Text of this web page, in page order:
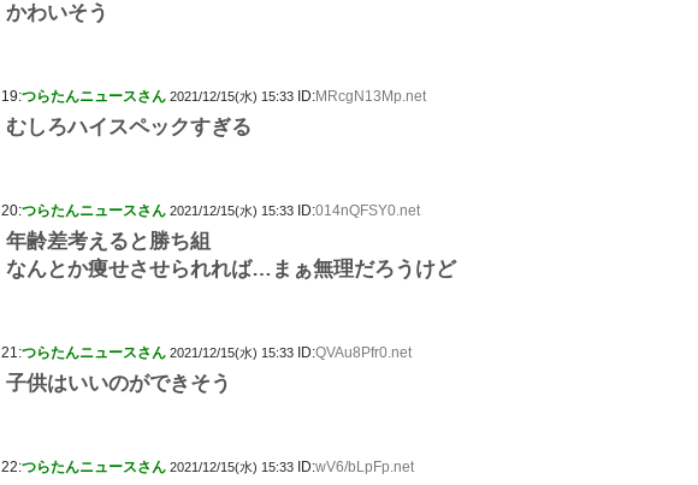
かわいそう
19:つらたんニュースさん 2021/12/15(水) 15:33 ID:MRcgN13Mp.net
むしろハイスペックすぎる
20:つらたんニュースさん 2021/12/15(水) 15:33 ID:014nQFSY0.net
年齢差考えると勝ち組
なんとか痩せさせられれば…まぁ無理だろうけど
21:つらたんニュースさん 2021/12/15(水) 15:33 ID:QVAu8Pfr0.net
子供はいいのができそう
22:つらたんニュースさん 2021/12/15(水) 15:33 ID:wV6/bLpFp.net